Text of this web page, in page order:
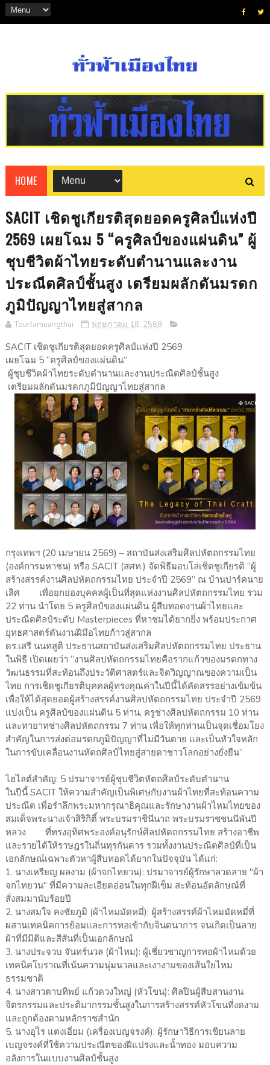
HOME
SACIT เชิดชูเกียรติสุดยอดครูศิลป์แห่งปี
2569 เผยโฉม 5 “ครูศิลป์ของแผ่นดิน” ผู้
ชุบชีวิตผ้าไทยระดับตำนานและงาน
ประณีตศิลป์ชั้นสูง เตรียมผลักดันมรดก
ภูมิปัญญาไทยสู่สากล
Tourfamuangthai พฤษภาคม 18, 2569
SACIT เชิดชูเกียรติสุดยอดครูศิลป์แห่งปี 2569
เผยโฉม 5 “ครูศิลป์ของแผ่นดิน”
ผู้ชุบชีวิตผ้าไทยระดับตำนานและงานประณีตศิลป์ชั้นสูง
เตรียมผลักดันมรดกภูมิปัญญาไทยสู่สากล
กรุงเทพฯ (20 เมษายน 2569) – สถาบันส่งเสริมศิลปหัตถกรรมไทย
(องค์การมหาชน) หรือ SACIT (สศท.) จัดพิธีมอบโล่เชิดชูเกียรติ “ผู้
สร้างสรรค์งานศิลปหัตถกรรมไทย ประจำปี 2569” ณ บ้านปาร์คนาย
เลิศ เพื่อยกย่องบุคคลผู้เป็นที่สุดแห่งงานศิลปหัตถกรรมไทย รวม
22 ท่าน นำโดย 5 ครูศิลป์ของแผ่นดิน ผู้สืบทอดงานผ้าไทยและ
ประณีตศิลป์ระดับ Masterpieces ที่หาชมได้ยากยิ่ง พร้อมประกาศ
ยุทธศาสตร์ดันงานฝีมือไทยก้าวสู่สากล
ดร.เสรี นนทสูติ ประธานสถาบันส่งเสริมศิลปหัตถกรรมไทย ประธาน
ในพิธี เปิดเผยว่า “งานศิลปหัตถกรรมไทยคือรากแก้วของมรดกทาง
วัฒนธรรมที่สะท้อนถึงประวัติศาสตร์และจิตวิญญาณของความเป็น
ไทย การเชิดชูเกียรติบุคคลผู้ทรงคุณค่าในปีนี้ได้คัดสรรอย่างเข้มข้น
เพื่อให้ได้สุดยอดผู้สร้างสรรค์งานศิลปหัตถกรรมไทย ประจำปี 2569
แบ่งเป็น ครูศิลป์ของแผ่นดิน 5 ท่าน, ครูช่างศิลปหัตถกรรม 10 ท่าน
และทายาทช่างศิลปหัตถกรรม 7 ท่าน เพื่อให้ทุกท่านเป็นจุดเชื่อมโยง
สำคัญในการส่งต่อมรดกภูมิปัญญาที่ไม่มีวันตาย และเป็นหัวใจหลัก
ในการขับเคลื่อนงานหัตถศิลป์ไทยสู่สายตาชาวโลกอย่างยั่งยืน”
ไฮไลต์สำคัญ: 5 ปรมาจารย์ผู้ชุบชีวิตหัตถศิลป์ระดับตำนาน
ในปีนี้ SACIT ให้ความสำคัญเป็นพิเศษกับงานผ้าไทยที่สะท้อนความ
ประณีต เพื่อรำลึกพระมหากรุณาธิคุณและรักษางานผ้าไหมไทยของ
สมเด็จพระนางเจ้าสิริกิติ์ พระบรมราชินีนาถ พระบรมราชชนนีพันปี
หลวง ที่ทรงอุทิศพระองค์อนุรักษ์ศิลปหัตถกรรมไทย สร้างอาชีพ
และรายได้ให้ราษฎรในถิ่นทุรกันดาร รวมทั้งงานประณีตศิลป์ที่เป็น
เอกลักษณ์เฉพาะตัวหาผู้สืบทอดได้ยากในปัจจุบัน ได้แก่:
1. นางเหรียญ ผลงาม (ผ้าจกไทยวน): ปรมาจารย์ผู้รักษาลวดลาย "ผ้า
จกไทยวน" ที่มีความละเอียดอ่อนในทุกฝีเข็ม สะท้อนอัตลักษณ์ที่
สั่งสมมานับร้อยปี
2. นางสมใจ คงชัยภูมิ (ผ้าไหมมัดหมี่): ผู้สร้างสรรค์ผ้าไหมมัดหมี่ที่
ผสานเทคนิคการย้อมและการทอเข้ากับจินตนาการ จนเกิดเป็นลาย
ผ้าที่มีมิติและสีสันที่เป็นเอกลักษณ์
3. นางประจวบ จันทร์นวล (ผ้าไหม): ผู้เชี่ยวชาญการทอผ้าไหมด้วย
เทคนิคโบราณที่เน้นความนุ่มนวลและเงางามของเส้นใยไหม
ธรรมชาติ
4. นางสาวตาบทิพย์ แก้วดวงใหญ่ (หัวโขน): ศิลปินผู้สืบสานงาน
จิตรกรรมและประติมากรรมชั้นสูงในการสร้างสรรค์หัวโขนที่งดงาม
และถูกต้องตามหลักราชสำนัก
5. นางอุไร แตงเอี่ยม (เครื่องเบญจรงค์): ผู้รักษาวิธีการเขียนลาย
เบญจรงค์ที่ใช้ความประณีตของฝีแปรงและน้ำทอง มอบความ
อลังการในแบบงานศิลป์ชั้นสูง